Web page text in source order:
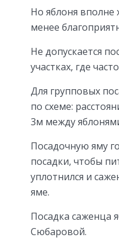
Но яблоня
менее
Не допускается
участках, где
Для групповых
по схеме:
3м между
Посадочную яму
посадки, чтобы
уплотнился и
яме.
Посадка саженца
Сюбаровой.